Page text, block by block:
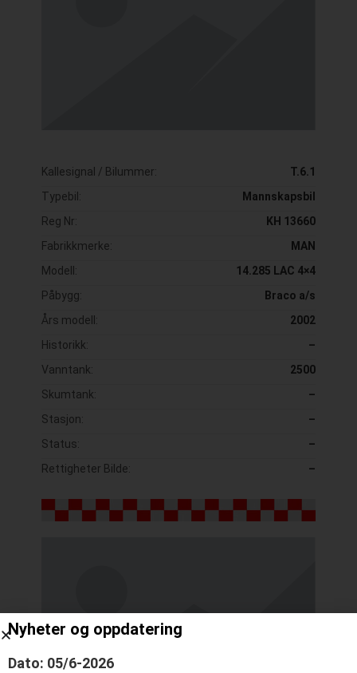
Kallesignal / Bilummer:
T.6.1
Typebil:
Mannskapsbil
Reg Nr:
KH 13660
Fabrikkmerke:
MAN
Modell:
14.285 LAC 4×4
Påbygg:
Braco a/s
Års modell:
2002
Historikk:
–
Vanntank:
2500
Skumtank:
–
Stasjon:
–
Status:
–
Rettigheter Bilde:
–
Nyheter og oppdatering
Dato: 05/6-2026